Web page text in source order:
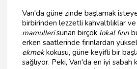
Van'da güne zinde başlamak
birbirinden lezzetli kahvaltılıklar ve
mamullerisunan birçok lokal fırın
erken saatlerinde fırınlardan
ekmekkokusu, güne keyifli bir
sağlıyor. Peki, Van'da en iyi sabah